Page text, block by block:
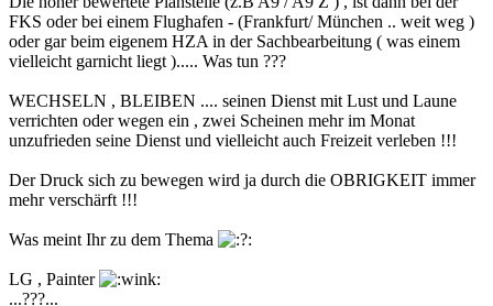
FKS oder bei einem Flughafen - (Frankfurt/ München .. weit weg )
oder gar beim eigenem HZA in der Sachbearbeitung ( was einem
vielleicht garnicht liegt )..... Was tun ???
WECHSELN , BLEIBEN .... seinen Dienst mit Lust und Laune
verrichten oder wegen ein , zwei Scheinen mehr im Monat
unzufrieden seine Dienst und vielleicht auch Freizeit verleben !!!
Der Druck sich zu bewegen wird ja durch die OBRIGKEIT immer
mehr verschärft !!!
Was meint Ihr zu dem Thema
LG , Painter
...???...